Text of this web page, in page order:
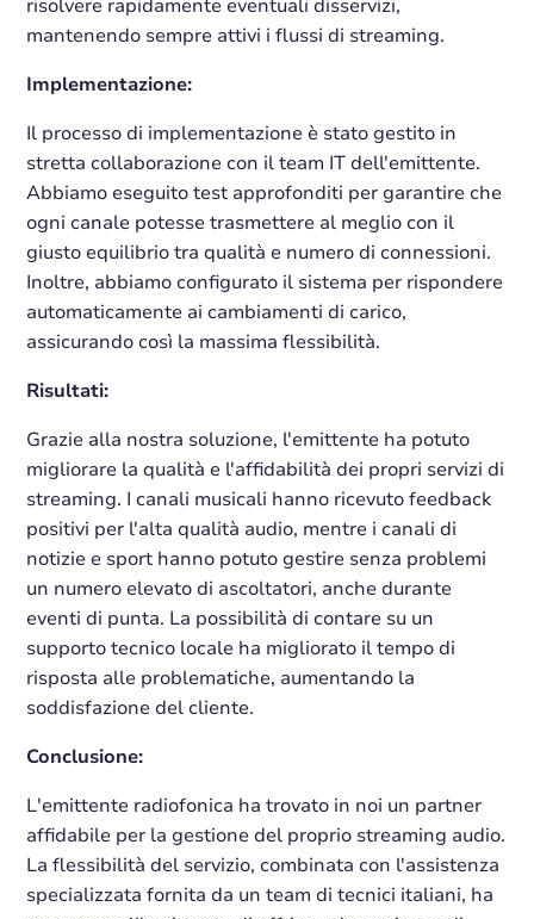
risolvere rapidamente eventuali disservizi,
mantenendo sempre attivi i flussi di streaming.
Implementazione:
Il processo di implementazione è stato gestito in
stretta collaborazione con il team IT dell'emittente.
Abbiamo eseguito test approfonditi per garantire che
ogni canale potesse trasmettere al meglio con il
giusto equilibrio tra qualità e numero di connessioni.
Inoltre, abbiamo configurato il sistema per rispondere
automaticamente ai cambiamenti di carico,
assicurando così la massima flessibilità.
Risultati:
Grazie alla nostra soluzione, l'emittente ha potuto
migliorare la qualità e l'affidabilità dei propri servizi di
streaming. I canali musicali hanno ricevuto feedback
positivi per l'alta qualità audio, mentre i canali di
notizie e sport hanno potuto gestire senza problemi
un numero elevato di ascoltatori, anche durante
eventi di punta. La possibilità di contare su un
supporto tecnico locale ha migliorato il tempo di
risposta alle problematiche, aumentando la
soddisfazione del cliente.
Conclusione:
L'emittente radiofonica ha trovato in noi un partner
affidabile per la gestione del proprio streaming audio.
La flessibilità del servizio, combinata con l'assistenza
specializzata fornita da un team di tecnici italiani, ha